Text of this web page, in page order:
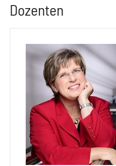
Dozenten